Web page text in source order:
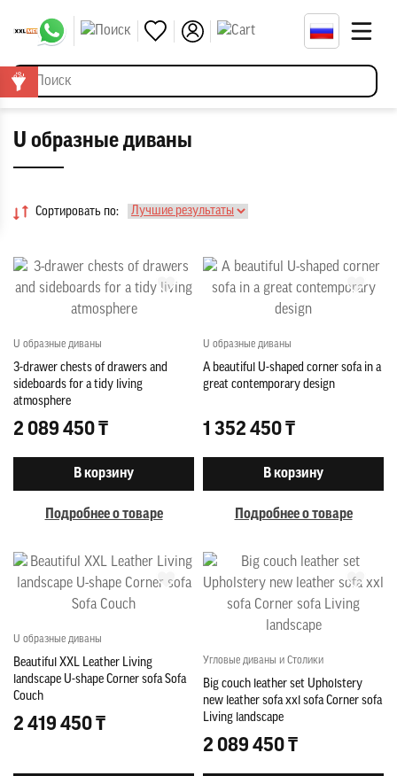
U образные диваны
Сортировать по:
U образные диваны
3-drawer chests of drawers and
sideboards for a tidy living
atmosphere
2 089 450 ₸
В корзину
Подробнее о товаре
U образные диваны
A beautiful U-shaped corner sofa in a
great contemporary design
1 352 450 ₸
В корзину
Подробнее о товаре
U образные диваны
Beautiful XXL Leather Living
landscape U-shape Corner sofa Sofa
Couch
2 419 450 ₸
Угловые диваны и Столики
Big couch leather set Upholstery
new leather sofa xxl sofa Corner sofa
Living landscape
2 089 450 ₸